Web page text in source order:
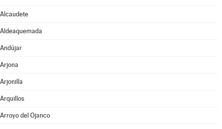
Alcaudete
Aldeaquemada
Andújar
Arjona
Arjonilla
Arquillos
Arroyo del Ojanco